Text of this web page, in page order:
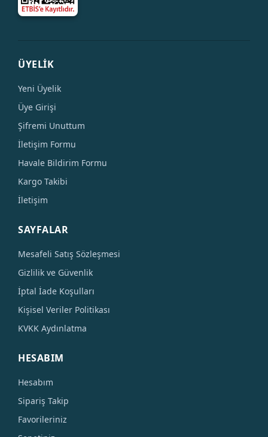
ÜYELİK
Yeni Üyelik
Üye Girişi
Şifremi Unuttum
İletişim Formu
Havale Bildirim Formu
Kargo Takibi
İletişim
SAYFALAR
Mesafeli Satış Sözleşmesi
Gizlilik ve Güvenlik
İptal İade Koşulları
Kişisel Veriler Politikası
KVKK Aydınlatma
HESABIM
Hesabım
Sipariş Takip
Favorileriniz